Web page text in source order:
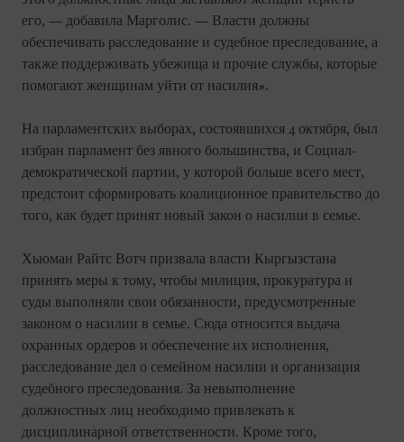
его, — добавила Марголис. — Власти должны
обеспечивать расследование и судебное преследование, а
также поддерживать убежища и прочие службы, которые
помогают женщинам уйти от насилия».
На парламентских выборах, состоявшихся 4 октября, был
избран парламент без явного большинства, и Социал-
демократической партии, у которой больше всего мест,
предстоит сформировать коалиционное правительство до
того, как будет принят новый закон о насилии в семье.
Хьюман Райтс Вотч призвала власти Кыргызстана
принять меры к тому, чтобы милиция, прокуратура и
суды выполняли свои обязанности, предусмотренные
законом о насилии в семье. Сюда относится выдача
охранных ордеров и обеспечение их исполнения,
расследование дел о семейном насилии и организация
судебного преследования. За невыполнение
должностных лиц необходимо привлекать к
дисциплинарной ответственности. Кроме того,